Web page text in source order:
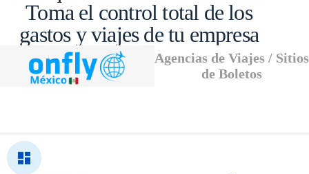
Toma el control total de los
gastos y viajes de tu empresa
Agencias de Viajes / Sitios
de Boletos